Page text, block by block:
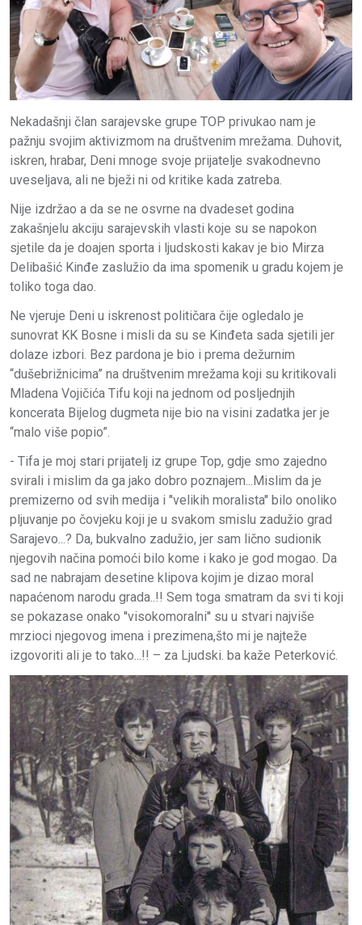
Nekadašnji član sarajevske grupe TOP privukao nam je
pažnju svojim aktivizmom na društvenim mrežama. Duhovit,
iskren, hrabar, Deni mnoge svoje prijatelje svakodnevno
uveseljava, ali ne bježi ni od kritike kada zatreba.
Nije izdržao a da se ne osvrne na dvadeset godina
zakašnjelu akciju sarajevskih vlasti koje su se napokon
sjetile da je doajen sporta i ljudskosti kakav je bio Mirza
Delibašić Kinđe zaslužio da ima spomenik u gradu kojem je
toliko toga dao.
Ne vjeruje Deni u iskrenost političara čije ogledalo je
sunovrat KK Bosne i misli da su se Kinđeta sada sjetili jer
dolaze izbori. Bez pardona je bio i prema dežurnim
“dušebrižnicima” na društvenim mrežama koji su kritikovali
Mladena Vojičića Tifu koji na jednom od posljednjih
koncerata Bijelog dugmeta nije bio na visini zadatka jer je
“malo više popio”.
- Tifa je moj stari prijatelj iz grupe Top, gdje smo zajedno
svirali i mislim da ga jako dobro poznajem...Mislim da je
premizerno od svih medija i ''velikih moralista'' bilo onoliko
pljuvanje po čovjeku koji je u svakom smislu zadužio grad
Sarajevo...? Da, bukvalno zadužio, jer sam lično sudionik
njegovih načina pomoći bilo kome i kako je god mogao. Da
sad ne nabrajam desetine klipova kojim je dizao moral
napaćenom narodu grada..!! Sem toga smatram da svi ti koji
se pokazase onako ''visokomoralni'' su u stvari najviše
mrzioci njegovog imena i prezimena,što mi je najteže
izgovoriti ali je to tako...!! – za Ljudski. ba kaže Peterković.